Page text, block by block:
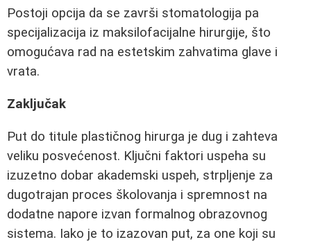
Postoji opcija da se završi stomatologija pa
specijalizacija iz maksilofacijalne hirurgije, što
omogućava rad na estetskim zahvatima glave i
vrata.
Zaključak
Put do titule plastičnog hirurga je dug i zahteva
veliku posvećenost. Ključni faktori uspeha su
izuzetno dobar akademski uspeh, strpljenje za
dugotrajan proces školovanja i spremnost na
dodatne napore izvan formalnog obrazovnog
sistema. Iako je to izazovan put, za one koji su